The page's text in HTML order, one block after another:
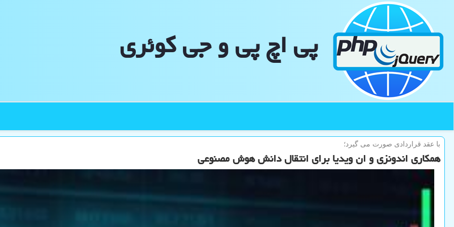
پی اچ پی و جی كوئری
با عقد قراردادی صورت می گیرد؛
همکاری اندونزی و ان ویدیا برای انتقال دانش هوش مصنوعی